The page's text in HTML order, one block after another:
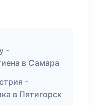
-
в Самара
-
в Пятигорск